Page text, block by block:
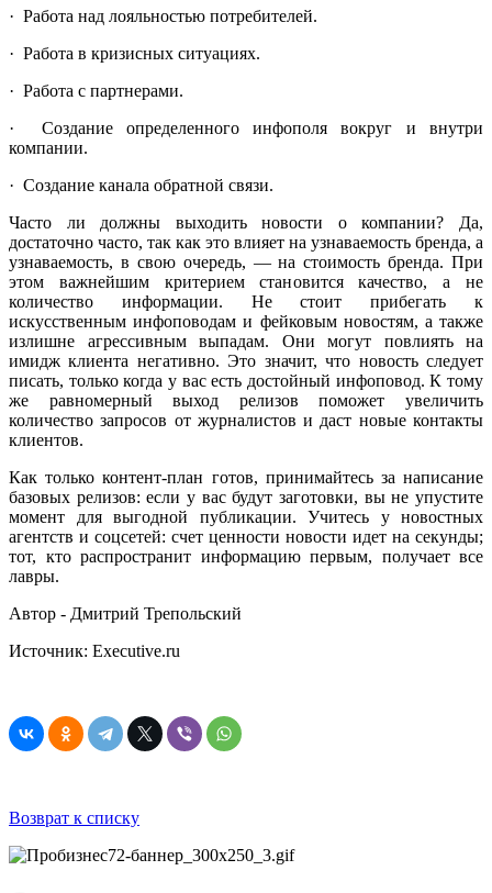
· Работа над лояльностью потребителей.
· Работа в кризисных ситуациях.
· Работа с партнерами.
· Создание определенного инфополя вокруг и внутри
компании.
· Создание канала обратной связи.
Часто ли должны выходить новости о компании? Да,
достаточно часто, так как это влияет на узнаваемость бренда, а
узнаваемость, в свою очередь, — на стоимость бренда. При
этом важнейшим критерием становится качество, а не
количество информации. Не стоит прибегать к
искусственным инфоповодам и фейковым новостям, а также
излишне агрессивным выпадам. Они могут повлиять на
имидж клиента негативно. Это значит, что новость следует
писать, только когда у вас есть достойный инфоповод. К тому
же равномерный выход релизов поможет увеличить
количество запросов от журналистов и даст новые контакты
клиентов.
Как только контент-план готов, принимайтесь за написание
базовых релизов: если у вас будут заготовки, вы не упустите
момент для выгодной публикации. Учитесь у новостных
агентств и соцсетей: счет ценности новости идет на секунды;
тот, кто распространит информацию первым, получает все
лавры.
Автор - Дмитрий Трепольский
Источник: Executive.ru
Возврат к списку